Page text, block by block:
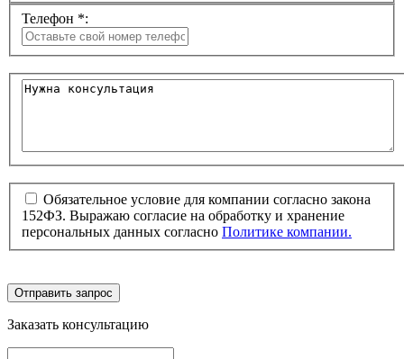
Телефон *:
Обязательное условие для компании согласно закона
152ФЗ. Выражаю согласие на обработку и хранение
персональных данных согласно Политике компании.
Отправить запрос
Заказать консультацию